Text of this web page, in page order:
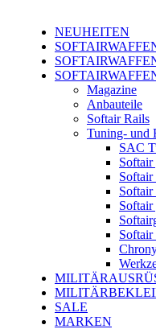
NEUHEITEN
Magazine
Anbauteile
Softair Rails
Tuning- und
SAC
Softair
Softair
Softair
Softair
SALE
MARKEN